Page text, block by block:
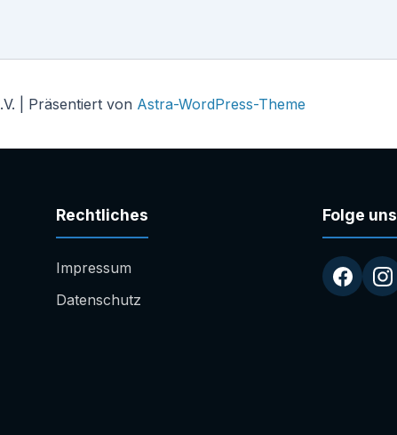
| Präsentiert von Astra-WordPress-Theme
Rechtliches
Impressum
Datenschutz
Folge uns